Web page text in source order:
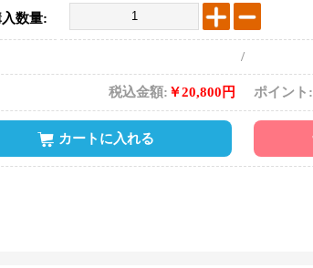
入数量:
/
税込金額: ￥20,800円 ポイント:
カートに入れる